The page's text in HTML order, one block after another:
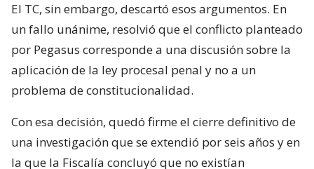
El TC, sin embargo, descartó esos argumentos. En
un fallo unánime, resolvió que el conflicto planteado
por Pegasus corresponde a una discusión sobre la
aplicación de la ley procesal penal y no a un
problema de constitucionalidad.
Con esa decisión, quedó firme el cierre definitivo de
una investigación que se extendió por seis años y en
la que la Fiscalía concluyó que no existían